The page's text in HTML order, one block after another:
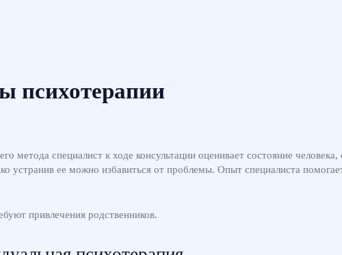
психотерапии
специалист к ходе консультации оценивает состояние человека,
устранив ее можно избавиться от проблемы. Опыт специалиста
привлечения родственников.